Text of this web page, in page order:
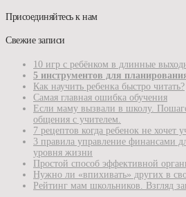
Присоединяйтесь к нам
Свежие записи
10 игр с ребёнком в длинные
5 инструментов для
Как научить ребенка быстро читать?
Самая главная ошибка обучения
Если маму вызвали в школу.
общения с учителем.
7 рецептов когда ребенок не хочет
3 правила управление финансами
уровня жизни
Простой способ эффективной
Нужно ли «впихивать» других в
Рейтинг мам школьников. Взгляд